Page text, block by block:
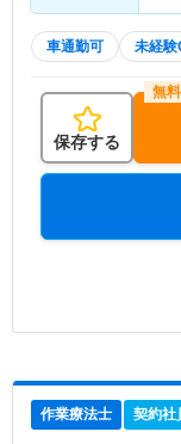
車通勤可 未経験
保存する
作業療法士 契約社